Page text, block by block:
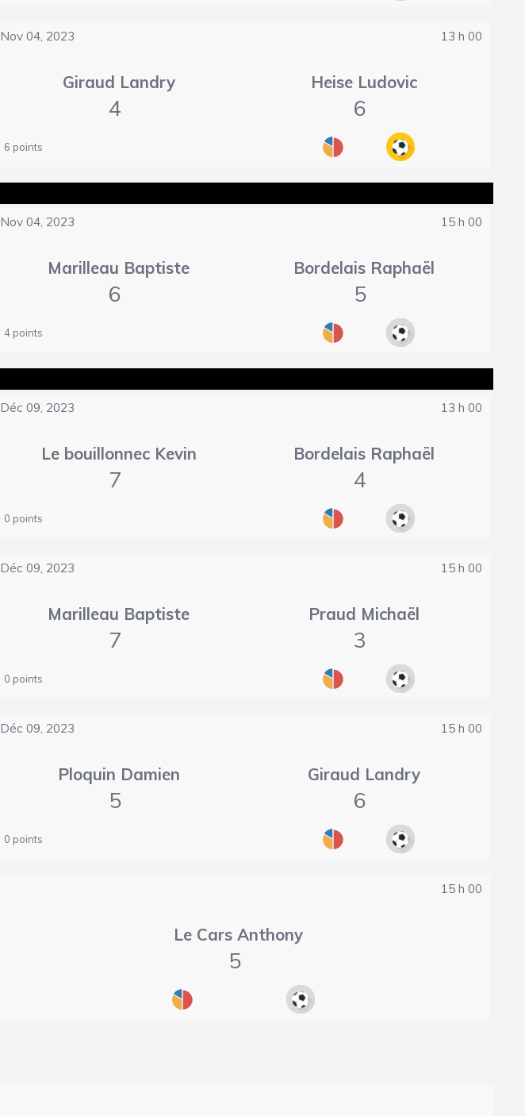
Nov 04, 2023 13 h 00
Giraud Landry Heise Ludovic
4 6
6 points
Nov 04, 2023 15 h 00
Marilleau Baptiste Bordelais Raphaël
6 5
4 points
Déc 09, 2023 13 h 00
Le bouillonnec Kevin Bordelais Raphaël
7 4
0 points
Déc 09, 2023 15 h 00
Marilleau Baptiste Praud Michaël
7 3
0 points
Déc 09, 2023 15 h 00
Ploquin Damien Giraud Landry
5 6
0 points
15 h 00
Le Cars Anthony
5